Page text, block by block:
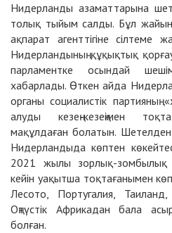
Нидерланды азаматтарына
толық тыйым салды. Бұл
ақпарат агенттігіне сілтеме
Нидерландының құқықтық
парламентке осындай
хабарлады. Өткен айда
органы социалистік
алуды кезең-кезеңімен
мақұлдаған болатын.
Нидерландыда көптен
2021 жылы зорлық-зомбылық
кейін уақытша тоқтағанымен
Лесото, Португалия,
Оңтүстік Африкадан бала
болған.